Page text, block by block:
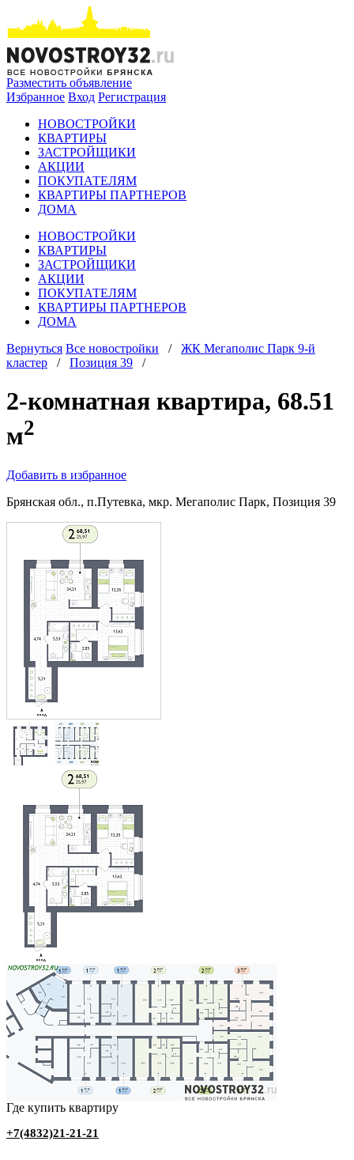
Разместить объявление
Избранное Вход Регистрация
НОВОСТРОЙКИ
КВАРТИРЫ
ЗАСТРОЙЩИКИ
АКЦИИ
ПОКУПАТЕЛЯМ
КВАРТИРЫ ПАРТНЕРОВ
ДОМА
НОВОСТРОЙКИ
КВАРТИРЫ
ЗАСТРОЙЩИКИ
АКЦИИ
ПОКУПАТЕЛЯМ
КВАРТИРЫ ПАРТНЕРОВ
ДОМА
Вернуться Все новостройки /
ЖК Мегаполис Парк 9-й
кластер
/ Позиция 39 /
2-комнатная квартира, 68.51
м2
Добавить в избранное
Брянская обл., п.Путевка, мкр. Мегаполис Парк, Позиция 39
Где купить квартиру
+7(4832)21-21-21